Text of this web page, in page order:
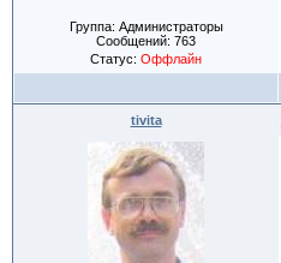
Группа: Администраторы
Сообщений: 763
Статус: Оффлайн
tivita